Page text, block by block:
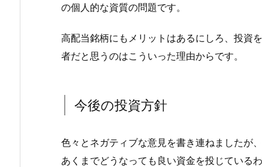
の個人的な資質の問題です。
高配当銘柄にもメリットはあるにしろ、投資
者だと思うのはこういった理由からです。
今後の投資方針
色々とネガティブな意見を書き連ねましたが
あくまでどうなっても良い資金を投じている